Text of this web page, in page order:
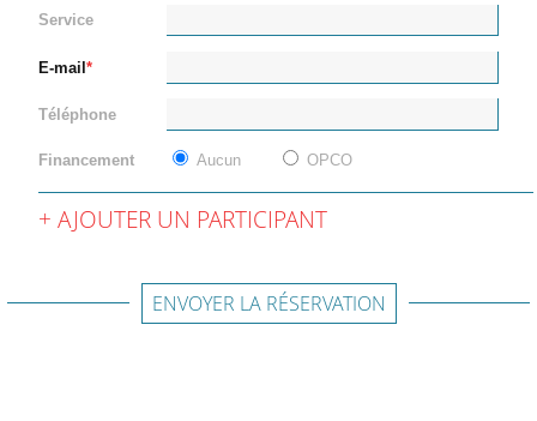
Service
E-mail
Téléphone
Financement Aucun OPCO
AJOUTER UN PARTICIPANT
ENVOYER LA RÉSERVATION